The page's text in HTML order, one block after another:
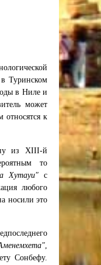
Туринском
в Ниле и
может
к
из XIII-й
то
Хутауи"с
любого
носили это
,
Сонбефу.